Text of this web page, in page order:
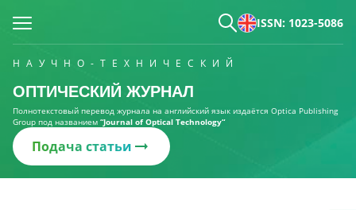
ISSN: 1023-5086
НАУЧНО-ТЕХНИЧЕСКИЙ
ОПТИЧЕСКИЙ ЖУРНАЛ
Полнотекстовый перевод журнала на английский язык издаётся Optica Publishing
Group под названием “Journal of Optical Technology“
Подача статьи